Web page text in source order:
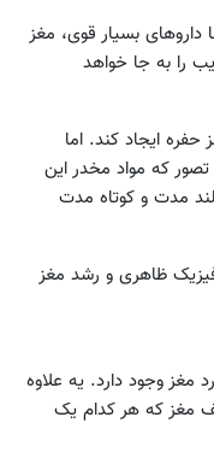
بسیار قوی، مغز
را به جا خواهد
ایجاد کند. اما
که مواد مخدر این
مدت و کوتاه مدت
فیزیک ظاهری و رشد مغز
مورد مغز وجود دارد. یه علاوه
مغز که هر کدام یک